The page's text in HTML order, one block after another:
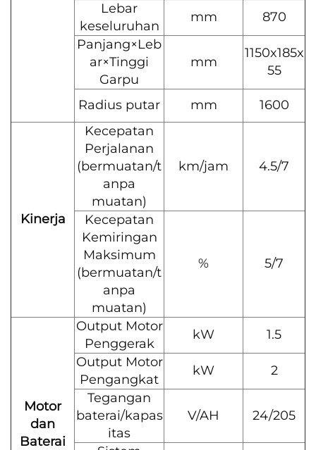
Lebar
keseluruhan
mm
870
Panjang×Leb
ar×Tinggi
Garpu
mm
1150x185x
55
Radius putar mm 1600
Kinerja
Kecepatan
Perjalanan
(bermuatan/t
anpa
muatan)
km/jam 4.5/7
Kecepatan
Kemiringan
Maksimum
(bermuatan/t
anpa
muatan)
% 5/7
Motor
dan
Baterai
Output Motor
Penggerak
kW
1.5
Output Motor
Pengangkat
kW
2
Tegangan
baterai/kapas
itas
V/AH 24/205